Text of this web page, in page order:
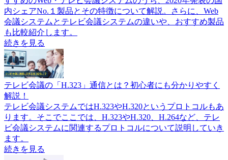
内シェアNo.１製品とその特徴について解説。さらに、Web
会議システムとテレビ会議システムの違いや、おすすめ製品
も比較紹介します。
続きを見る
テレビ会議の「H.323」通信とは？初心者にも分かりやすく
解説！
テレビ会議システムではH.323やH.320というプロトコルもあ
ります。そこでここでは、H.323やH.320、H.264など、テレ
ビ会議システムに関連するプロトコルについて説明していき
ます。
続きを見る